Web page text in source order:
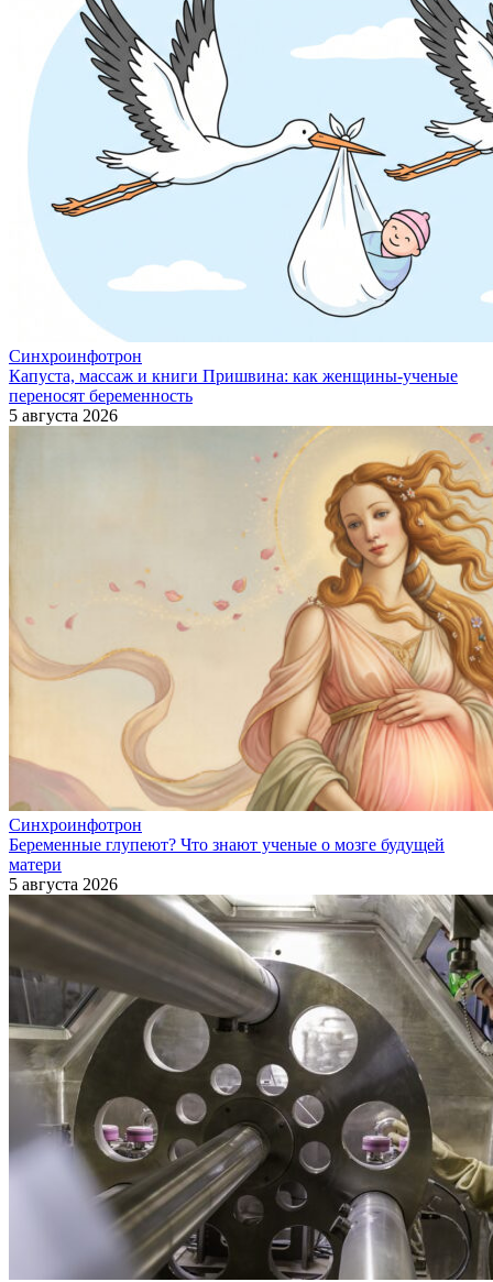
Синхроинфотрон
Капуста, массаж и книги Пришвина: как женщины-ученые
переносят беременность
5 августа 2026
Синхроинфотрон
Беременные глупеют? Что знают ученые о мозге будущей
матери
5 августа 2026